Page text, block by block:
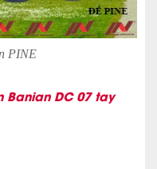
PINE
Banian DC 07 tay